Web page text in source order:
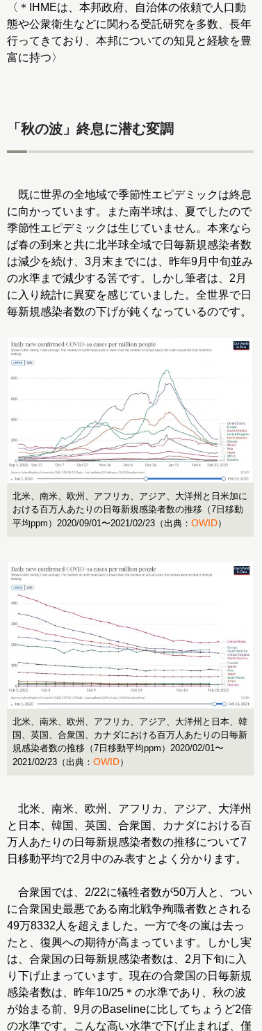
〈＊IHMEは、本邦政府、自治体の依頼で人口動
態や公衆衛生などに関わる受託研究を多数、長年
行ってきており、本邦についての知見と経験を豊
富に持つ〉
「秋の波」終息に潜む変調
既に世界の全地域で季節性エピデミックは終息
に向かっています。また南半球は、夏でしたので
季節性エピデミックは生じていません。本来なら
ば春の到来と共に北半球全域で日毎新規感染者数
は減少を続け、3月末までには、昨年9月中旬並み
の水準まで減少する筈です。しかし筆者は、2月
に入り統計に異変を感じていました。全世界で日
毎新規感染者数の下げが鈍くなっているのです。
北米、南米、欧州、アフリカ、アジア、大洋州と日米加に
おける百万人あたりの日毎新規感染者数の推移（7日移動
平均ppm）2020/09/01〜2021/02/23（出典： OWID）
北米、南米、欧州、アフリカ、アジア、大洋州と日本、韓
国、英国、合衆国、カナダにおける百万人あたりの日毎新
規感染者数の推移（7日移動平均ppm）2020/02/01〜
2021/02/23（出典： OWID）
北米、南米、欧州、アフリカ、アジア、大洋州
と日本、韓国、英国、合衆国、カナダにおける百
万人あたりの日毎新規感染者数の推移について7
日移動平均で2月中のみ表すとよく分かります。
合衆国では、2/22に犠牲者数が50万人と、つい
に合衆国史最悪である南北戦争殉職者数とされる
49万8332人を超えました。一方で冬の嵐は去っ
たと、復興への期待が高まっています。しかし実
は、合衆国の日毎新規感染者数は、2月下旬に入
り下げ止まっています。現在の合衆国の日毎新規
感染者数は、昨年10/25＊の水準であり、秋の波
が始まる前、9月のBaselineに比してちょうど2倍
の水準です。こんな高い水準で下げ止まれば、僅